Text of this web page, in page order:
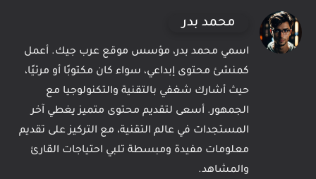
محمد بدر
اسمي محمد بدر، مؤسس موقع عرب جيك. أعمل
كمنشئ محتوى إبداعي، سواء كان مكتوبًا أو مرئيًا،
حيث أشارك شغفي بالتقنية والتكنولوجيا مع
الجمهور. أسعى لتقديم محتوى متميز يغطي آخر
المستجدات في عالم التقنية، مع التركيز على تقديم
معلومات مفيدة ومبسطة تلبي احتياجات القارئ
والمشاهد.